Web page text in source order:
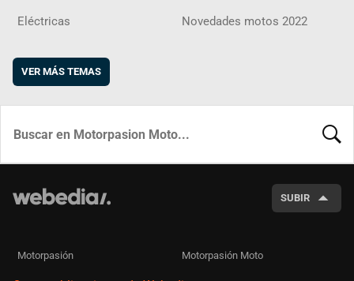
Eléctricas Novedades motos 2022
VER MÁS TEMAS
SUBIR
Motorpasión Motorpasión Moto